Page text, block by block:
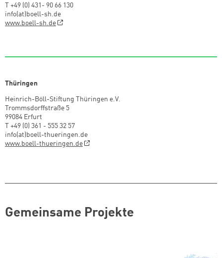
T +49 (0) 431- 90 66 130
info(at)boell-sh.de
www.boell-sh.de
Thüringen
Heinrich-Böll-Stiftung Thüringen e.V.
Trommsdorffstraße 5
99084 Erfurt
T +49 (0) 361 - 555 32 57
info(at)boell-thueringen.de
www.boell-thueringen.de
Gemeinsame Projekte